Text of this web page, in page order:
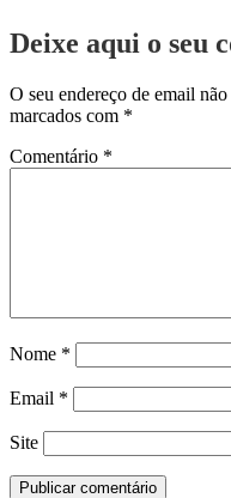
Deixe aqui o seu
O seu endereço de email
marcados com *
Comentário *
Nome *
Email *
Site